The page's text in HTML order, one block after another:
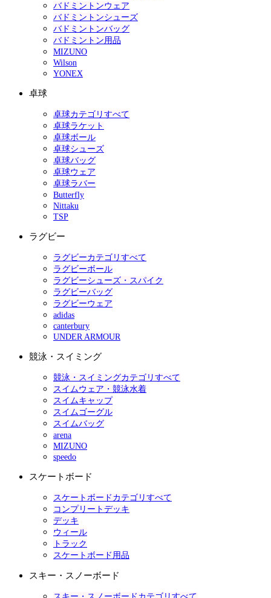
バドミントンウェア
バドミントンシューズ
バドミントンバッグ
バドミントン用品
MIZUNO
Wilson
YONEX
卓球
卓球カテゴリすべて
卓球ラケット
卓球ボール
卓球シューズ
卓球バッグ
卓球ウェア
卓球ラバー
Butterfly
Nittaku
TSP
ラグビー
ラグビーカテゴリすべて
ラグビーボール
ラグビーシューズ・スパイク
ラグビーバッグ
ラグビーウェア
adidas
canterbury
UNDER ARMOUR
競泳・スイミング
競泳・スイミングカテゴリすべて
スイムウェア・競泳水着
スイムキャップ
スイムゴーグル
スイムバッグ
arena
MIZUNO
speedo
スケートボード
スケートボードカテゴリすべて
コンプリートデッキ
デッキ
ウィール
トラック
スケートボード用品
スキー・スノーボード